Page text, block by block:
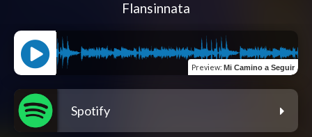
Flansinnata
Preview: Mi Camino a Seguir
Spotify